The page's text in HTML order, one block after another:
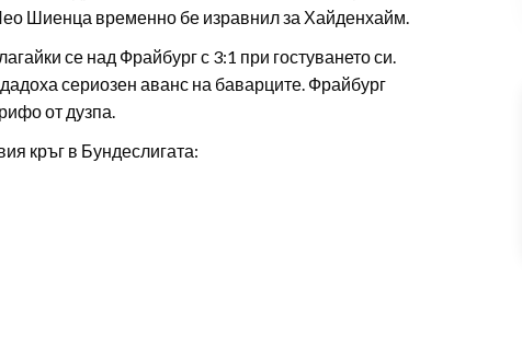
Шиенца временно бе изравнил за Хайденхайм.
се над Фрайбург с 3:1 при гостуването си.
сериозен аванс на баварците. Фрайбург
от дузпа.
кръг в Бундеслигата: